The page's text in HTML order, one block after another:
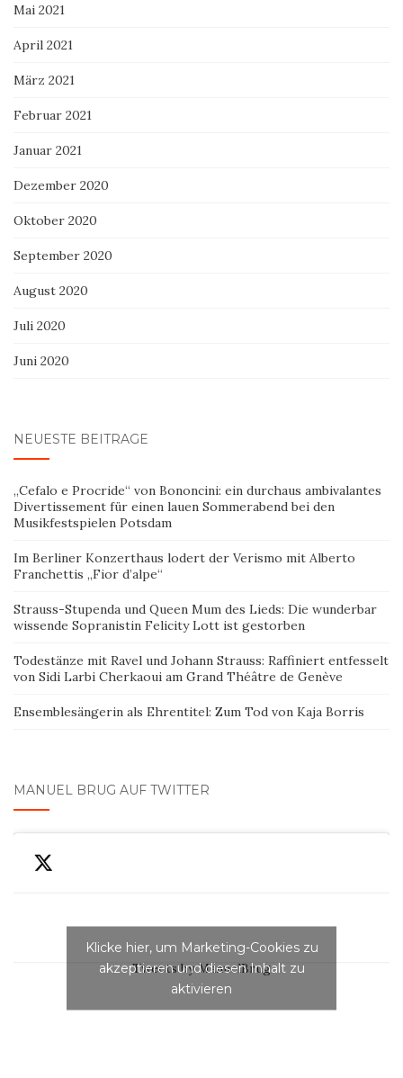
Mai 2021
April 2021
März 2021
Februar 2021
Januar 2021
Dezember 2020
Oktober 2020
September 2020
August 2020
Juli 2020
Juni 2020
NEUESTE BEITRÄGE
„Cefalo e Procride“ von Bononcini: ein durchaus ambivalantes
Divertissement für einen lauen Sommerabend bei den
Musikfestspielen Potsdam
Im Berliner Konzerthaus lodert der Verismo mit Alberto
Franchettis „Fior d’alpe“
Strauss-Stupenda und Queen Mum des Lieds: Die wunderbar
wissende Sopranistin Felicity Lott ist gestorben
Todestänze mit Ravel und Johann Strauss: Raffiniert entfesselt
von Sidi Larbi Cherkaoui am Grand Théâtre de Genève
Ensemblesängerin als Ehrentitel: Zum Tod von Kaja Borris
MANUEL BRUG AUF TWITTER
Tweets by ManuelBrug
Klicke hier, um Marketing-Cookies zu
akzeptieren und diesen Inhalt zu
aktivieren